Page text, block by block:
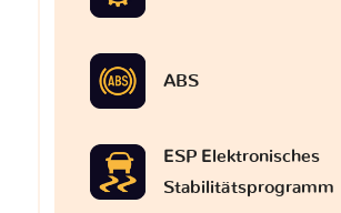
ABS
ESP Elektronisches
Stabilitätsprogramm